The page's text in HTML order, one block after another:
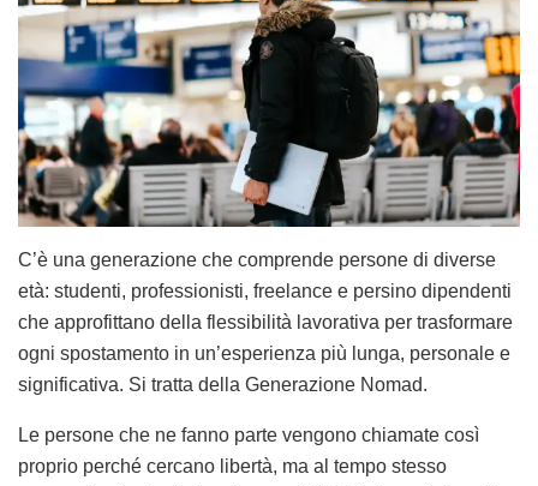
C’è una generazione che comprende persone di diverse
età: studenti, professionisti, freelance e persino dipendenti
che approfittano della flessibilità lavorativa per trasformare
ogni spostamento in un’esperienza più lunga, personale e
significativa. Si tratta della Generazione Nomad.
Le persone che ne fanno parte vengono chiamate così
proprio perché cercano libertà, ma al tempo stesso